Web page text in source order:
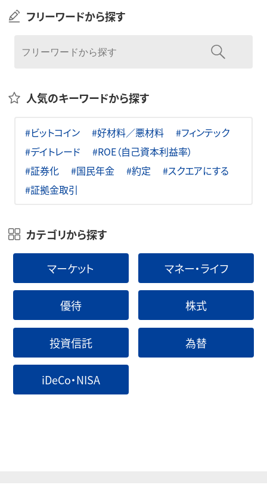
フリーワードから探す
人気のキーワードから探す
#ビットコイン #好材料／悪材料
#フィンテック
#デイトレード
#ROE（自己資本利益率）
#証券化
#国民年金 #約定
#スクエアにする
#証拠金取引
カテゴリから探す
マーケット マネー・ライフ
優待 株式
投資信託 為替
iDeCo・NISA